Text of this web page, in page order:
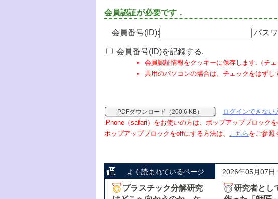
会員認証が必要です．
会員番号(ID): パス
会員番号(ID)を記録する.
会員認証情報をクッキーに保存します.（チ
共用のパソコンの場合は、チェックをはずし
PDFダウンロード（200.6 KB）
ログインできない
iPhone（safari）をお使いの方は、ポップアップブロック
ポップアップブロックをoffにする方法は、 こちら をご参照
よく読まれているページ 2026年05月07日
プラスチック分解研究
研究者とし